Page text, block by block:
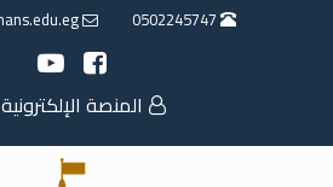
المنصة الإلكترونية